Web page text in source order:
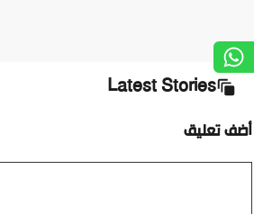
Latest Stories
أضف تعليق